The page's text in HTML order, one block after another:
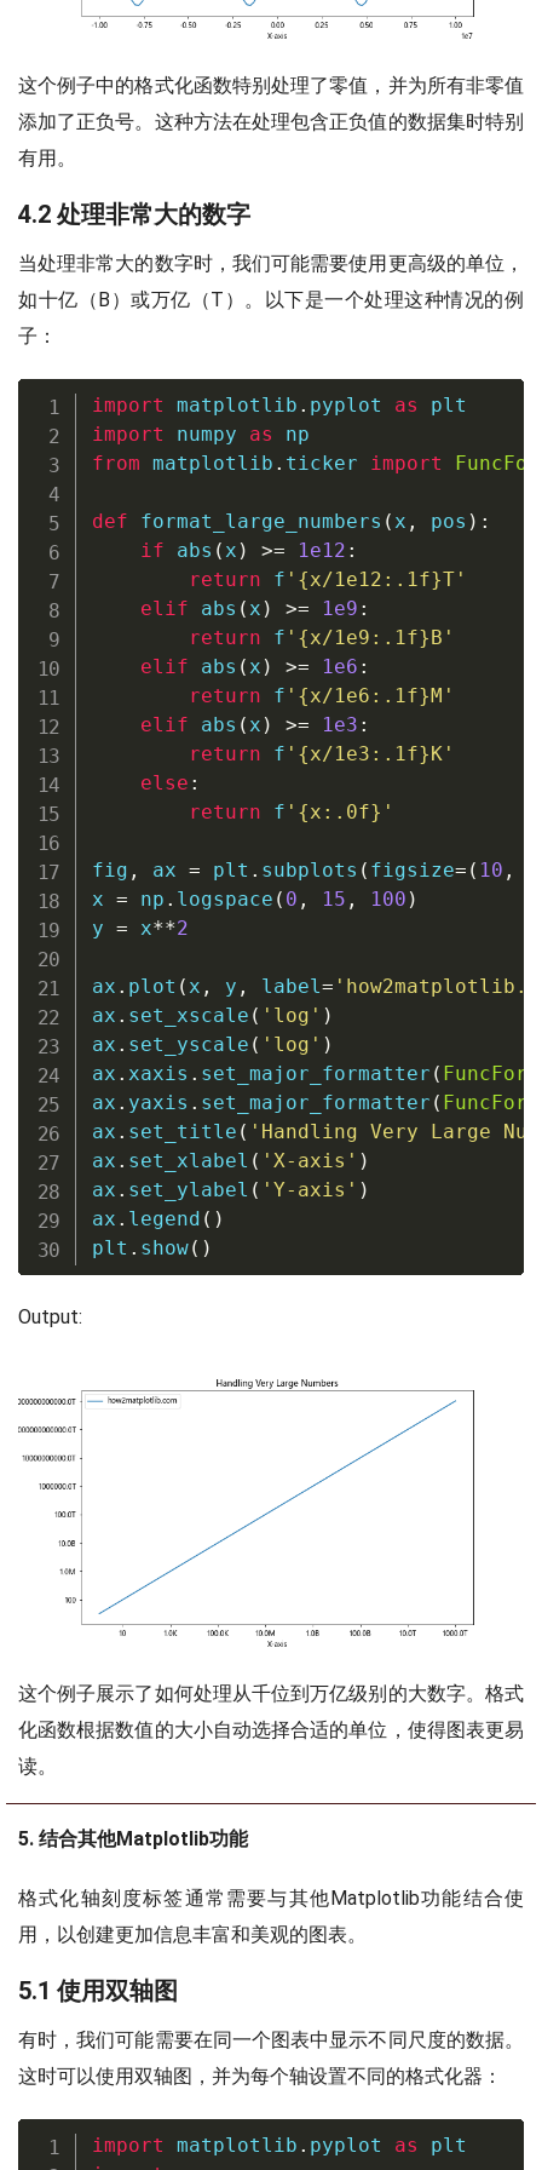
这个例子中的格式化函数特别处理了零值，并为所有非零值
添加了正负号。这种方法在处理包含正负值的数据集时特别
有用。
4.2 处理非常大的数字
当处理非常大的数字时，我们可能需要使用更高级的单位，
如十亿（B）或万亿（T）。以下是一个处理这种情况的例
子：
import matplotlib . pyplot as
import numpy as
from matplotlib . ticker import
def format_large_numbers ( x , pos ) :
if
abs ( x ) >= 1e12 :
return
f ' {x/1e12 : .1f}T'
elif
abs ( x ) >= 1e9 :
return
f ' {x/1e9 : .1f}B'
elif
abs ( x ) >= 1e6 :
return
f ' {x/1e6 : .1f}M'
elif
abs ( x ) >= 1e3 :
return
f ' {x/1e3 : .1f}K'
else :
return
f ' {x : .0f} '
fig , ax = plt . subplots ( figsize= ( 10 ,
x = np . logspace ( 0 , 15 , 100 )
y = x**2
ax . plot ( x , y , label=
ax . set_xscale ( 'log' )
ax . set_yscale ( 'log' )
ax . xaxis . set_major_formatter (
ax . yaxis . set_major_formatter (
ax . set_title ( 'Handling Very Large
ax . set_xlabel ( 'X-axis' )
ax . set_ylabel ( 'Y-axis' )
ax . legend ( )
plt . show( )
Output:
这个例子展示了如何处理从千位到万亿级别的大数字。格式
化函数根据数值的大小自动选择合适的单位，使得图表更易
读。
5. 结合其他Matplotlib功能
格式化轴刻度标签通常需要与其他Matplotlib功能结合使
用，以创建更加信息丰富和美观的图表。
5.1 使用双轴图
有时，我们可能需要在同一个图表中显示不同尺度的数据。
这时可以使用双轴图，并为每个轴设置不同的格式化器：
import matplotlib . pyplot as